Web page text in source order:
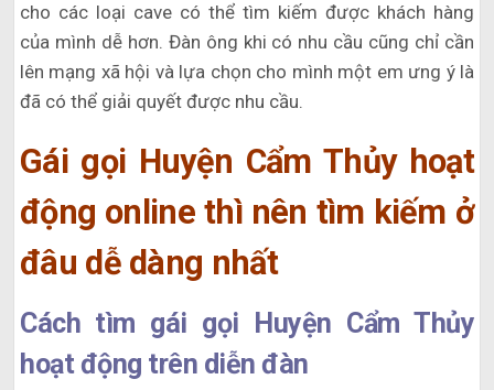
cho các loại cave có thể tìm kiếm được khách hàng
của mình dễ hơn. Đàn ông khi có nhu cầu cũng chỉ cần
lên mạng xã hội và lựa chọn cho mình một em ưng ý là
đã có thể giải quyết được nhu cầu.
Gái gọi Huyện Cẩm Thủy hoạt
động online thì nên tìm kiếm ở
đâu dễ dàng nhất
Cách tìm gái gọi Huyện Cẩm Thủy
hoạt động trên diễn đàn